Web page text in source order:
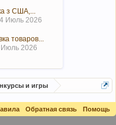
з США,...
Июль 2026
товаров...
2026
и игры
Обратная связь
Помощь